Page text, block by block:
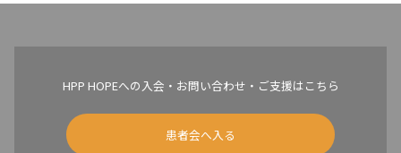
HPP HOPEへの入会・お問い合わせ・ご支援はこちら
患者会へ入る